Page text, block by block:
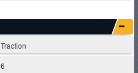
Traction
6